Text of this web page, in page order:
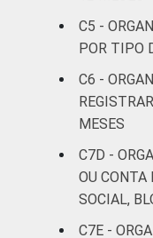
Estudos
Sociedade
Informação
sem fins
C5 -
POR TIPO
C6 -
MESES
C7D -
OU CONTA
SOCIAL,
C7E -